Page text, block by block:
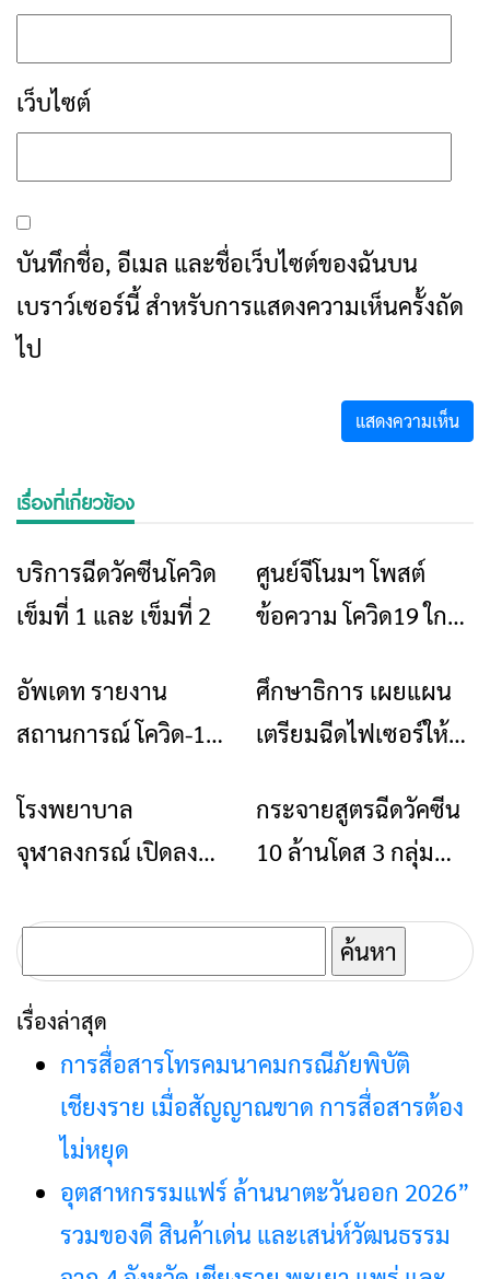
เว็บไซต์
บันทึกชื่อ, อีเมล และชื่อเว็บไซต์ของฉันบน
เบราว์เซอร์นี้ สำหรับการแสดงความเห็นครั้งถัด
ไป
เรื่องที่เกี่ยวข้อง
ข่าวเชียงราย
บริการฉีดวัคซีนโควิด
เข็มที่ 1 และ เข็มที่ 2
ข่าวเชียงราย
ศูนย์จีโนมฯ โพสต์
ข้อความ โควิด19 ใกล้
ประจำถิ่น
ข่าวเชียงราย
อัพเดท รายงาน
สถานการณ์ โควิด-19
ที่นี่
ข่าวเชียงราย
ศึกษาธิการ เผยแผน
เตรียมฉีดไฟเซอร์ให้
โรงพยาบาล
จุฬาลงกรณ์ เปิดลง
อายุ 18 ปี ขึ้นไป
ข่าวเชียงราย
กระจายสูตรฉีดวัคซีน
10 ล้านโดส 3 กลุ่ม
ค้นหา
สำหรับ:
เรื่องล่าสุด
การสื่อสารโทรคมนาคมกรณีภัยพิบัติ
เชียงราย เมื่อสัญญาณขาด การสื่อสารต้อง
ไม่หยุด
อุตสาหกรรมแฟร์ ล้านนาตะวันออก 2026”
รวมของดี สินค้าเด่น และเสน่ห์วัฒนธรรม